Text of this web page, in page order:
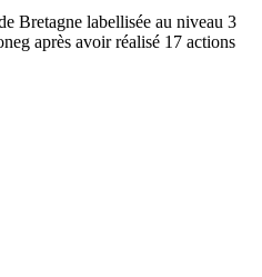
Bretagne labellisée au niveau 3
après avoir réalisé 17 actions